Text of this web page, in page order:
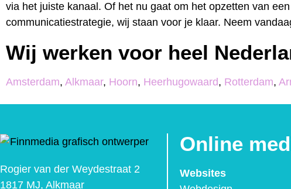
via het juiste kanaal. Of het nu gaat om het opzetten van
communicatiestrategie, wij staan voor je klaar. Neem
Wij werken voor heel
Amsterdam, Alkmaar, Hoorn, Heerhugowaard, Rotterdam,
Rogier van der Weydestraat 2
1817 MJ, Alkmaar
Online
Websites